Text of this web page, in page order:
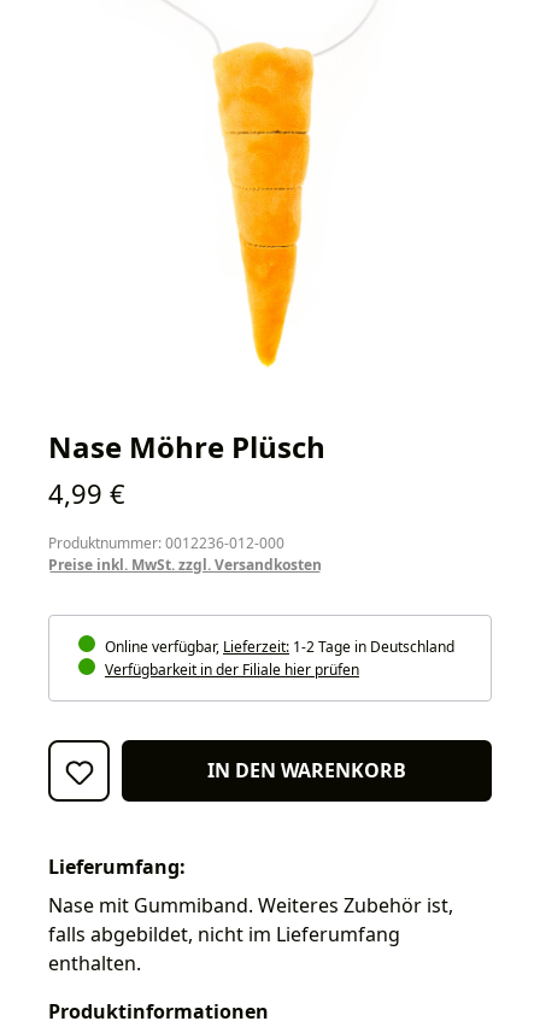
Nase Möhre Plüsch
Regulärer Preis:
4,99 €
Produktnummer: 0012236-012-000
Preise inkl. MwSt. zzgl. Versandkosten
Online verfügbar, Lieferzeit: 1-2 Tage in Deutschland
Verfügbarkeit in der Filiale hier prüfen
IN DEN WARENKORB
Lieferumfang:
Nase mit Gummiband. Weiteres Zubehör ist,
falls abgebildet, nicht im Lieferumfang
enthalten.
Produktinformationen